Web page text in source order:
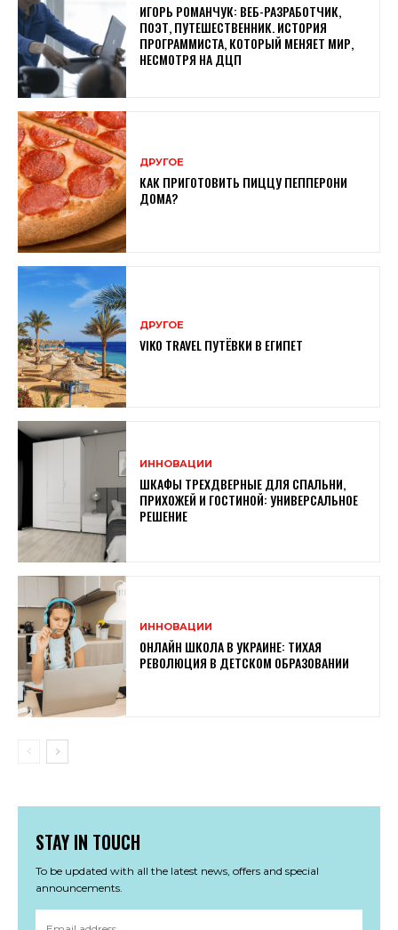
ИГОРЬ РОМАНЧУК: ВЕБ-РАЗРАБОТЧИК,
ПОЭТ, ПУТЕШЕСТВЕННИК. ИСТОРИЯ
ПРОГРАММИСТА, КОТОРЫЙ МЕНЯЕТ МИР,
НЕСМОТРЯ НА ДЦП
ДРУГОЕ
КАК ПРИГОТОВИТЬ ПИЦЦУ ПЕППЕРОНИ
ДОМА?
ДРУГОЕ
VIKO TRAVEL ПУТЁВКИ В ЕГИПЕТ
ИННОВАЦИИ
ШКАФЫ ТРЕХДВЕРНЫЕ ДЛЯ СПАЛЬНИ,
ПРИХОЖЕЙ И ГОСТИНОЙ: УНИВЕРСАЛЬНОЕ
РЕШЕНИЕ
ИННОВАЦИИ
ОНЛАЙН ШКОЛА В УКРАИНЕ: ТИХАЯ
РЕВОЛЮЦИЯ В ДЕТСКОМ ОБРАЗОВАНИИ
STAY IN TOUCH
To be updated with all the latest news, offers and special
announcements.